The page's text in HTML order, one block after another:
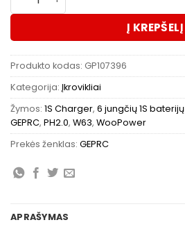
Į KREPŠELĮ
Produkto kodas: GP107396
Kategorija: Įkrovikliai
Žymos: 1S Charger, 6 jungčių 1S
GEPRC, PH2.0, W63, WooPower
Prekės ženklas: GEPRC
APRAŠYMAS